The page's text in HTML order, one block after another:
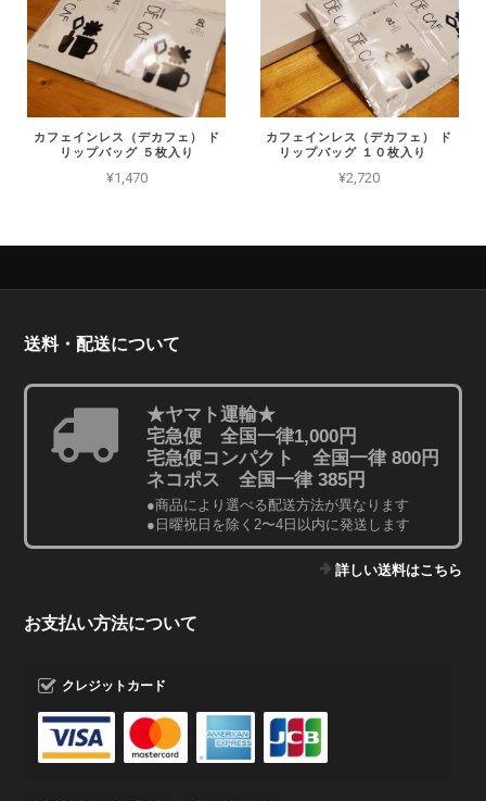
カフェインレス（デカフェ） ド
リップバッグ ５枚入り
¥1,470
カフェインレス（デカフェ） ド
リップバッグ １０枚入り
¥2,720
送料・配送について
★ヤマト運輸★
宅急便 全国一律1,000円
宅急便コンパクト 全国一律 800円
ネコポス 全国一律 385円
●商品により選べる配送方法が異なります
●日曜祝日を除く2〜4日以内に発送します
詳しい送料はこちら
お支払い方法について
クレジットカード